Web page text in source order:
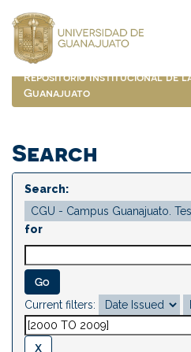
navigation
Repositorio Institucional de
Guanajuato
Search
Search:
for
Current filters: